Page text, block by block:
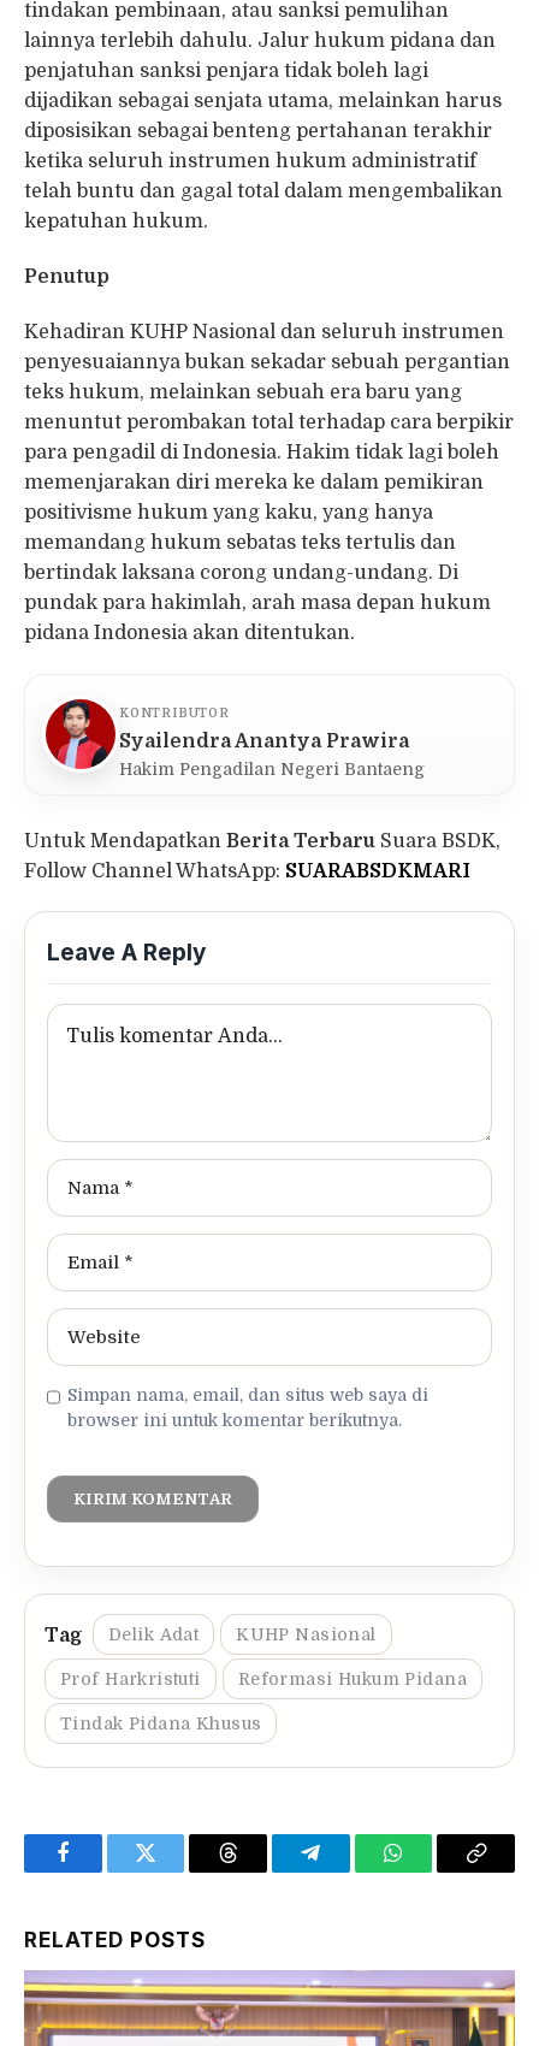
tindakan pembinaan, atau sanksi pemulihan
lainnya terlebih dahulu. Jalur hukum pidana dan
penjatuhan sanksi penjara tidak boleh lagi
dijadikan sebagai senjata utama, melainkan harus
diposisikan sebagai benteng pertahanan terakhir
ketika seluruh instrumen hukum administratif
telah buntu dan gagal total dalam mengembalikan
kepatuhan hukum.
Penutup
Kehadiran KUHP Nasional dan seluruh instrumen
penyesuaiannya bukan sekadar sebuah pergantian
teks hukum, melainkan sebuah era baru yang
menuntut perombakan total terhadap cara berpikir
para pengadil di Indonesia. Hakim tidak lagi boleh
memenjarakan diri mereka ke dalam pemikiran
positivisme hukum yang kaku, yang hanya
memandang hukum sebatas teks tertulis dan
bertindak laksana corong undang-undang. Di
pundak para hakimlah, arah masa depan hukum
pidana Indonesia akan ditentukan.
KONTRIBUTOR
Syailendra Anantya Prawira
Hakim Pengadilan Negeri Bantaeng
Untuk Mendapatkan Berita Terbaru Suara BSDK,
Follow Channel WhatsApp: SUARABSDKMARI
Leave A Reply
Simpan nama, email, dan situs web saya di
browser ini untuk komentar berikutnya.
Delik Adat KUHP Nasional
Prof Harkristuti Reformasi Hukum Pidana
Tindak Pidana Khusus
FacebookTwitter Threads TelegramWhatsAppCopy
RELATED POSTS